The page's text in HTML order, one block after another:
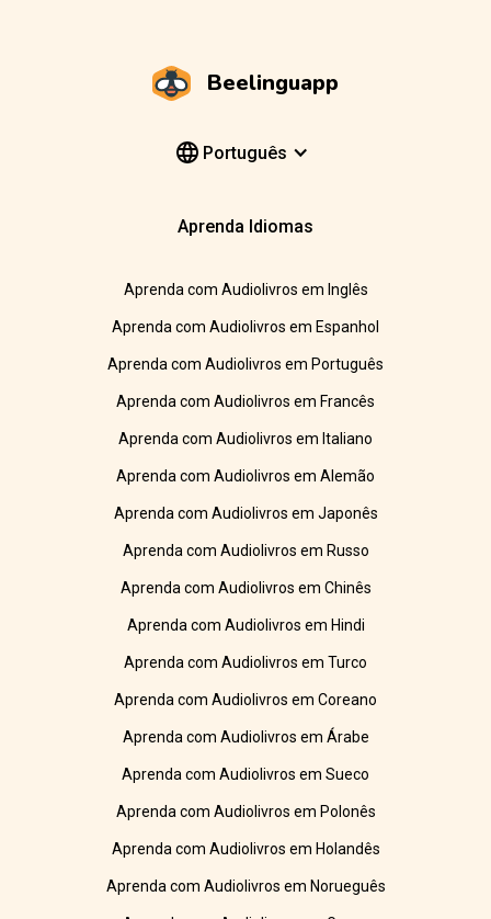
Beelinguapp
Português
Aprenda Idiomas
Aprenda com Audiolivros em Inglês
Aprenda com Audiolivros em Espanhol
Aprenda com Audiolivros em Português
Aprenda com Audiolivros em Francês
Aprenda com Audiolivros em Italiano
Aprenda com Audiolivros em Alemão
Aprenda com Audiolivros em Japonês
Aprenda com Audiolivros em Russo
Aprenda com Audiolivros em Chinês
Aprenda com Audiolivros em Hindi
Aprenda com Audiolivros em Turco
Aprenda com Audiolivros em Coreano
Aprenda com Audiolivros em Árabe
Aprenda com Audiolivros em Sueco
Aprenda com Audiolivros em Polonês
Aprenda com Audiolivros em Holandês
Aprenda com Audiolivros em Norueguês